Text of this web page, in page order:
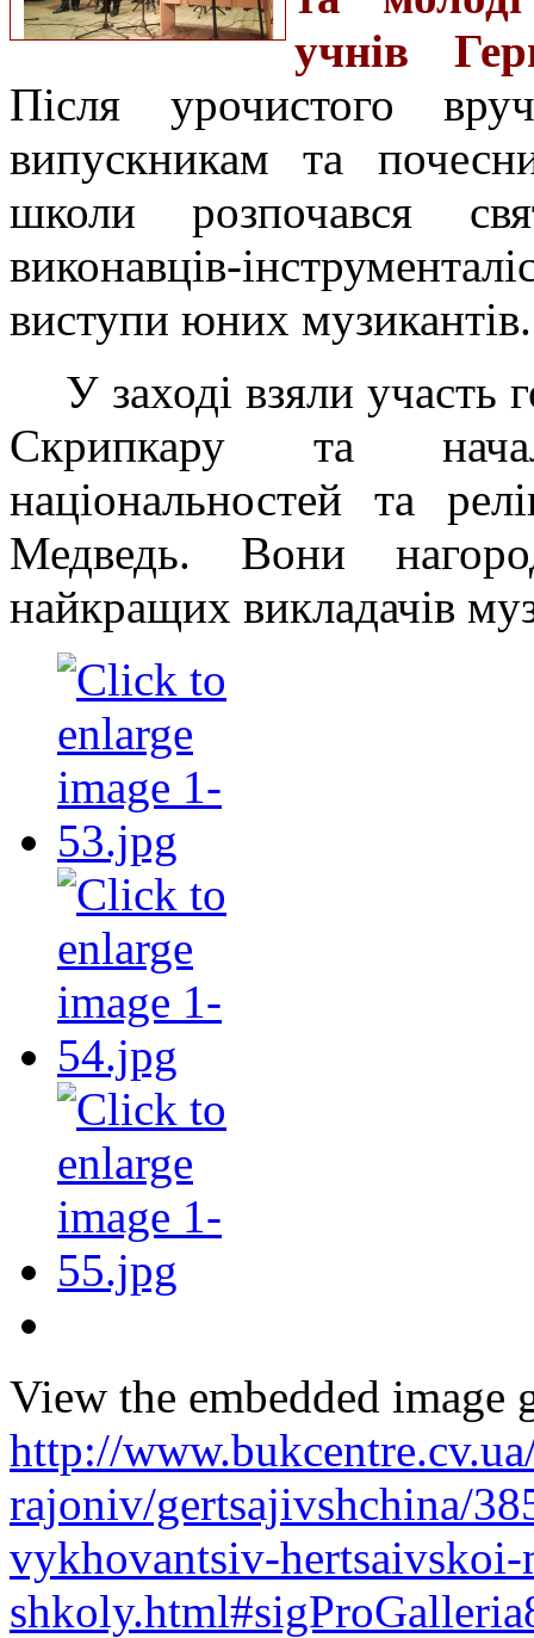
учнів
Після урочистого
випускникам та
школи розпочався
виконавців-
виступи юних музикантів.
У заході взяли участь
Скрипкару та
національностей та
Медведь. Вони
найкращих викладачів
View the embedded image
http://
rajoniv/gertsajivshchina/
vykhovantsiv-